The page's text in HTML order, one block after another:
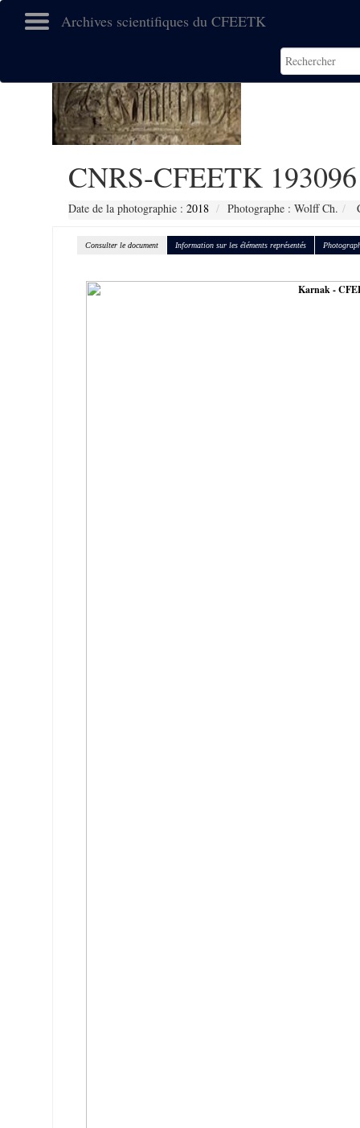
Archives scientifiques du CFEETK
CNRS-CFEETK 193096
Date de la photographie : 2018 Photographe : Wolff Ch.
Consulter le document Information sur les éléments représentés